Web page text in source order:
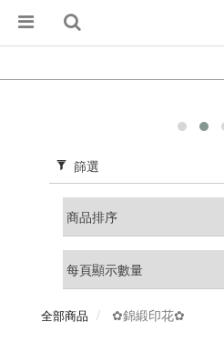
篩選
全部商品 ✿錦緞印花✿